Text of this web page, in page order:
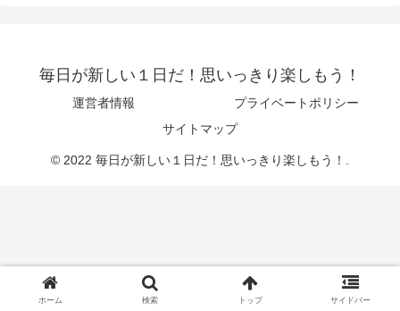
毎日が新しい１日だ！思いっきり楽しもう！
運営者情報
プライベートポリシー
サイトマップ
© 2022 毎日が新しい１日だ！思いっきり楽しもう！.
ホーム 検索 トップ サイドバー